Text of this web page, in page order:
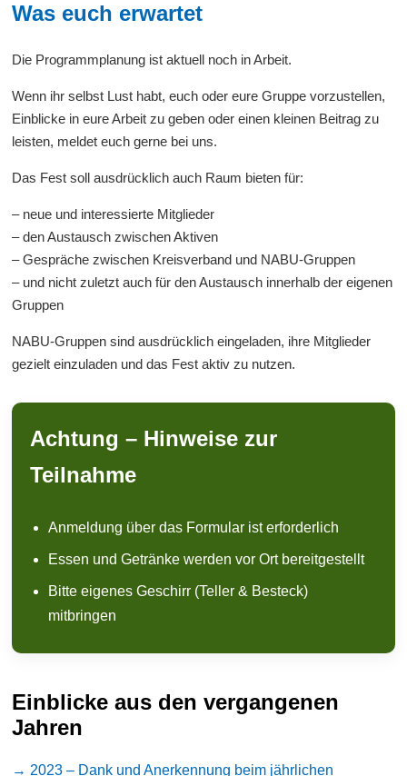
Was euch erwartet
Die Programmplanung ist aktuell noch in Arbeit.
Wenn ihr selbst Lust habt, euch oder eure Gruppe vorzustellen,
Einblicke in eure Arbeit zu geben oder einen kleinen Beitrag zu
leisten, meldet euch gerne bei uns.
Das Fest soll ausdrücklich auch Raum bieten für:
– neue und interessierte Mitglieder
– den Austausch zwischen Aktiven
– Gespräche zwischen Kreisverband und NABU-Gruppen
– und nicht zuletzt auch für den Austausch innerhalb der eigenen
Gruppen
NABU-Gruppen sind ausdrücklich eingeladen, ihre Mitglieder
gezielt einzuladen und das Fest aktiv zu nutzen.
Achtung – Hinweise zur
Teilnahme
Anmeldung über das Formular ist erforderlich
Essen und Getränke werden vor Ort bereitgestellt
Bitte eigenes Geschirr (Teller & Besteck)
mitbringen
Einblicke aus den vergangenen
Jahren
→ 2023 – Dank und Anerkennung beim jährlichen